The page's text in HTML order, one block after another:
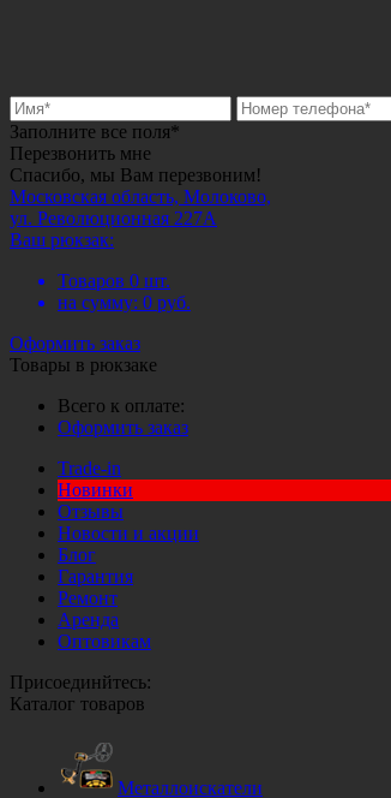
Заполните все поля*
Перезвонить мне
Спасибо, мы Вам перезвоним!
Московская область, Молоково,
ул. Революционная 227А
Ваш рюкзак:
Товаров 0 шт.
на сумму: 0 руб.
Оформить заказ
Товары в рюкзаке
Всего к оплате:
Оформить заказ
Trade-in
Новинки
Отзывы
Новости и акции
Блог
Гарантия
Ремонт
Аренда
Оптовикам
Присоединйтесь:
Каталог товаров
Металлоискатели